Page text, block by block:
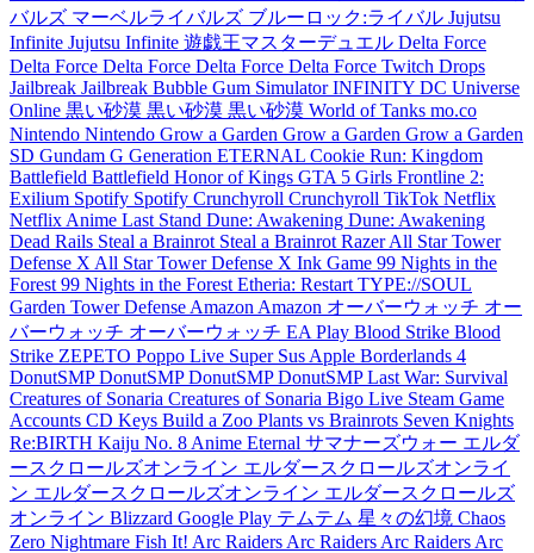
バルズ マーベルライバルズ ブルーロック:ライバル Jujutsu
Infinite Jujutsu Infinite 遊戯王マスターデュエル Delta Force
Delta Force Delta Force Delta Force Delta Force Twitch Drops
Jailbreak Jailbreak Bubble Gum Simulator INFINITY DC Universe
Online 黒い砂漠 黒い砂漠 黒い砂漠 World of Tanks mo.co
Nintendo Nintendo Grow a Garden Grow a Garden Grow a Garden
SD Gundam G Generation ETERNAL Cookie Run: Kingdom
Battlefield Battlefield Honor of Kings GTA 5 Girls Frontline 2:
Exilium Spotify Spotify Crunchyroll Crunchyroll TikTok Netflix
Netflix Anime Last Stand Dune: Awakening Dune: Awakening
Dead Rails Steal a Brainrot Steal a Brainrot RazerAll Star Tower
Defense X All Star Tower Defense X Ink Game 99 Nights in the
Forest 99 Nights in the Forest Etheria: Restart TYPE://SOUL
Garden Tower Defense Amazon Amazon オーバーウォッチ オー
バーウォッチ オーバーウォッチ EA Play Blood Strike Blood
Strike ZEPETO Poppo Live Super Sus Apple Borderlands 4
DonutSMPDonutSMPDonutSMPDonutSMPLast War: Survival
Creatures of Sonaria Creatures of Sonaria Bigo Live Steam Game
Accounts CD Keys Build a Zoo Plants vs Brainrots Seven Knights
Re:BIRTH Kaiju No. 8 Anime Eternal サマナーズウォー エルダ
ースクロールズオンライン エルダースクロールズオンライ
ン エルダースクロールズオンライン エルダースクロールズ
オンライン Blizzard Google Play テムテム 星々の幻境 Chaos
Zero Nightmare Fish It! Arc Raiders Arc Raiders Arc Raiders Arc